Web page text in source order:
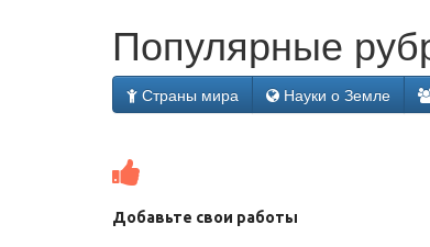
Популярные
Страны мира Науки о Земле
Добавьте свои работы